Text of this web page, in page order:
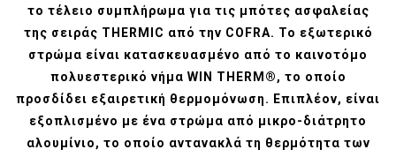
το τέλειο συμπλήρωμα για τις μπότες ασφαλείας
της σειράς THERMIC από την COFRA. Το εξωτερικό
στρώμα είναι κατασκευασμένο από το καινοτόμο
πολυεστερικό νήμα WIN THERM®, το οποίο
προσδίδει εξαιρετική θερμομόνωση. Επιπλέον, είναι
εξοπλισμένο με ένα στρώμα από μικρο-διάτρητο
αλουμίνιο, το οποίο αντανακλά τη θερμότητα των